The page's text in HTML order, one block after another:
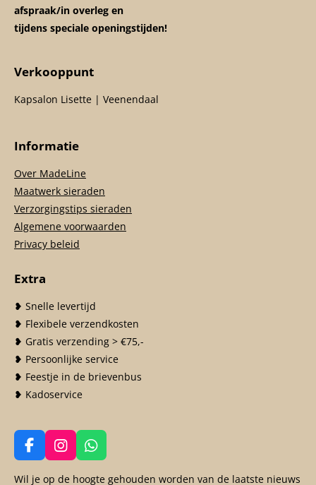
afspraak/in overleg en
tijdens speciale openingstijden!
Verkooppunt
Kapsalon Lisette | Veenendaal
Informatie
Over MadeLine
Maatwerk sieraden
Verzorgingstips sieraden
Algemene voorwaarden
Privacy beleid
Extra
❥ Snelle levertijd
❥ Flexibele verzendkosten
❥ Gratis verzending > €75,-
❥ Persoonlijke service
❥ Feestje in de brievenbus
❥ Kadoservice
F
a
c
I
n
s
W
h
a
Wil je op de hoogte gehouden worden van de laatste nieuws